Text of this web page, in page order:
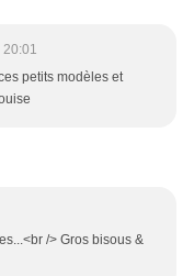
20:01
petits modèles et
/> Gros bisous &